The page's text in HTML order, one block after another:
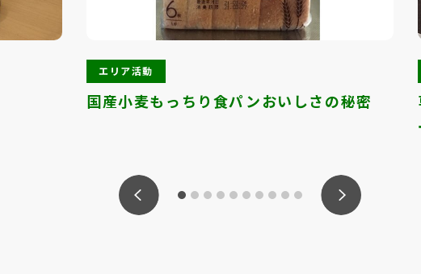
エリア活動
国産小麦もっちり食パンおいしさの秘密